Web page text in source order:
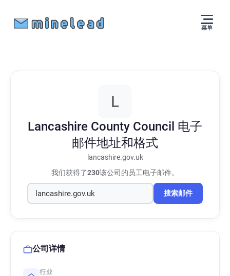
菜单
L
Lancashire County Council 电子
邮件地址和格式
lancashire.gov.uk
我们获得了230该公司的员工电子邮件。
搜索邮件
公司详情
行业